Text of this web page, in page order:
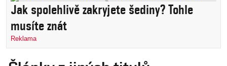
Jak spolehlivě zakryjete šediny? Tohle
musíte znát
Reklama